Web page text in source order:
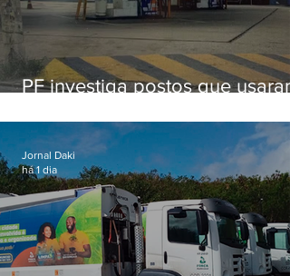
PF investiga postos que usaram
secretário morto em 2020
Jornal Daki
há 1 dia